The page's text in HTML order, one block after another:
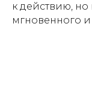
к действию, но
мгновенного